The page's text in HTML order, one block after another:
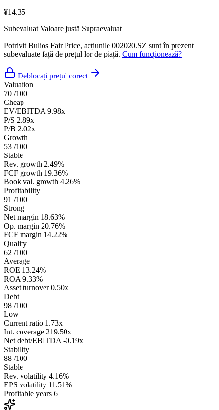
¥14.35
Subevaluat Valoare justă Supraevaluat
Potrivit Bulios Fair Price, acțiunile 002020.SZ sunt în prezent
subevaluate față de prețul lor de piață. Cum funcționează?
Deblocați prețul corect
Valuation
70 /100
Cheap
EV/EBITDA 9.98x
P/S 2.89x
P/B 2.02x
Growth
53 /100
Stable
Rev. growth 2.49%
FCF growth 19.36%
Book val. growth 4.26%
Profitability
91 /100
Strong
Net margin 18.63%
Op. margin 20.76%
FCF margin 14.22%
Quality
62 /100
Average
ROE 13.24%
ROA 9.33%
Asset turnover 0.50x
Debt
98 /100
Low
Current ratio 1.73x
Int. coverage 219.50x
Net debt/EBITDA -0.19x
Stability
88 /100
Stable
Rev. volatility 4.16%
EPS volatility 11.51%
Profitable years 6